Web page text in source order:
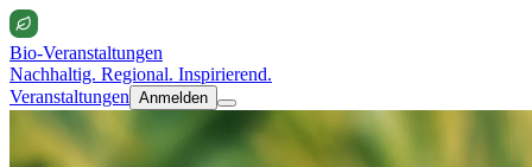
Bio-Veranstaltungen
Nachhaltig. Regional. Inspirierend.
Veranstaltungen Anmelden